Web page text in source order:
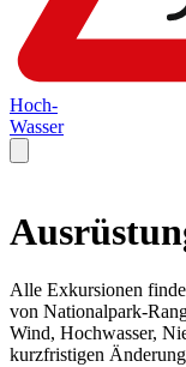
Hoch-
Wasser
Alle Exkursionen
von Nationalpark-
Wind, Hochwasser,
kurzfristigen